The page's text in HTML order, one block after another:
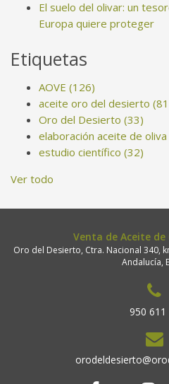
El suelo del olivar: un
Europa quiere proteger
Etiquetas
AOVE (126)
aceite oro del desierto
Oro del Desierto (33)
elaboración aceite de oliva
estudio científico (32)
Ver todo
Venta de Aceite de
Oro del Desierto, Ctra. Nacional 340,
Andalucía,
950 611